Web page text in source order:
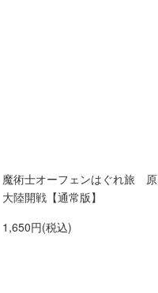
魔術士オーフェンはぐれ旅 原
大陸開戦【通常版】
1,650円(税込)